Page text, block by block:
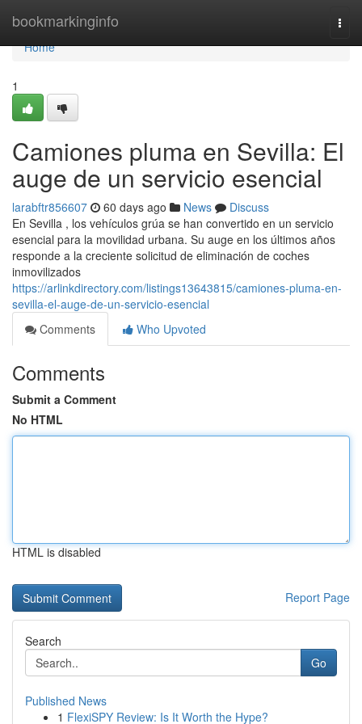
bookmarkinginfo
Home
Home
1
Camiones pluma en Sevilla: El
auge de un servicio esencial
larabftr856607 60 days ago News
Discuss
En Sevilla , los vehículos grúa se han convertido en un servicio
esencial para la movilidad urbana. Su auge en los últimos años
responde a la creciente solicitud de eliminación de coches
inmovilizados
https://arlinkdirectory.com/listings13643815/camiones-pluma-en-
sevilla-el-auge-de-un-servicio-esencial
Comments
Who Upvoted
Comments
Submit a Comment
No HTML
HTML is disabled
Report Page
Search
Go
Published News
1 FlexiSPY Review: Is It Worth the Hype?